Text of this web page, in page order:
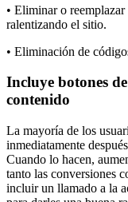
• Eliminar o
ralentizando el sitio.
• Eliminación de
Incluye botones
contenido
La mayoría de los
inmediatamente
Cuando lo hacen,
tanto las conversiones
incluir un llamado a la